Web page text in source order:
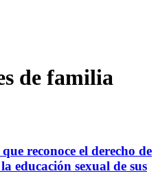
de familia
reconoce el derecho de
educación sexual de sus